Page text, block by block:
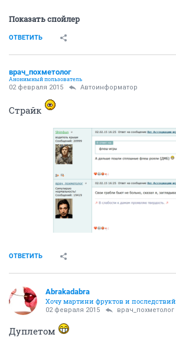
Показать спойлер
ОТВЕТИТЬ
врач_похметолог
Анонимный пользователь
02 февраля 2015 Автоинформатор
Страйк
ОТВЕТИТЬ
Abrakadabra
Хочу мартини фруктов и последствий
02 февраля 2015 врач_похметолог
Дуплетом